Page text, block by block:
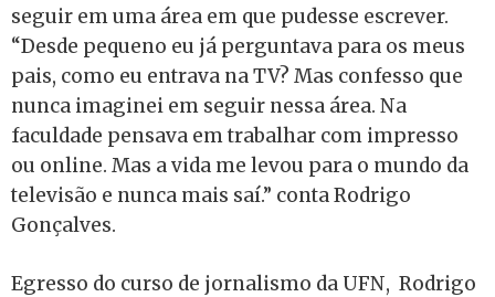
seguir em uma área em que pudesse escrever.
“Desde pequeno eu já perguntava para os meus
pais, como eu entrava na TV? Mas confesso que
nunca imaginei em seguir nessa área. Na
faculdade pensava em trabalhar com impresso
ou online. Mas a vida me levou para o mundo da
televisão e nunca mais saí.” conta Rodrigo
Gonçalves.
Egresso do curso de jornalismo da UFN, Rodrigo